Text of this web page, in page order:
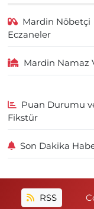
Mardin Nöbetçi
Eczaneler
Mardin Namaz
Puan Durumu
Fikstür
Son Dakika
RSS